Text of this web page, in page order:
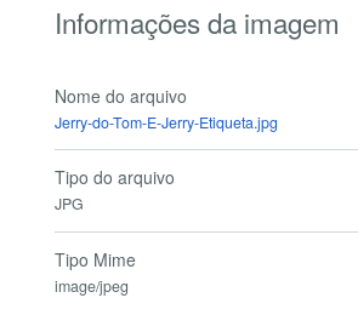
Informações da imagem
Nome do arquivo
Jerry-do-Tom-E-Jerry-Etiqueta.jpg
Tipo do arquivo
JPG
Tipo Mime
image/jpeg